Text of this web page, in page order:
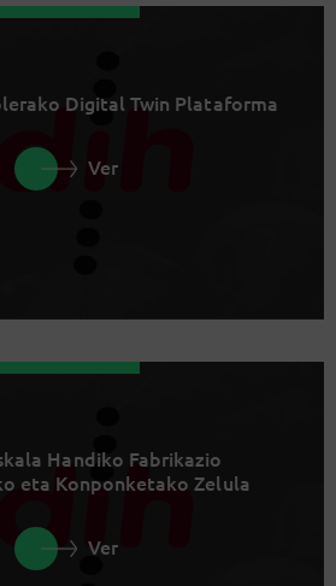
Digital Twin Plataforma
Ver
Handiko Fabrikazio
eta Konponketako Zelula
Ver